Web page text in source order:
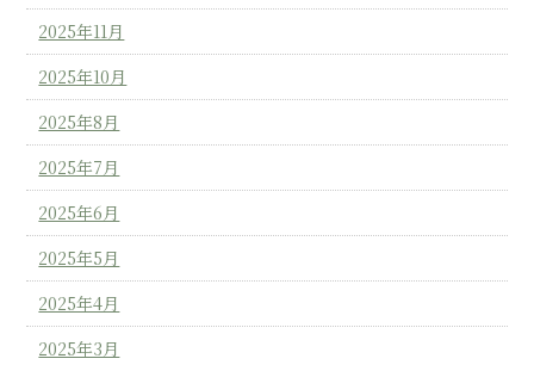
2025年11月
2025年10月
2025年8月
2025年7月
2025年6月
2025年5月
2025年4月
2025年3月